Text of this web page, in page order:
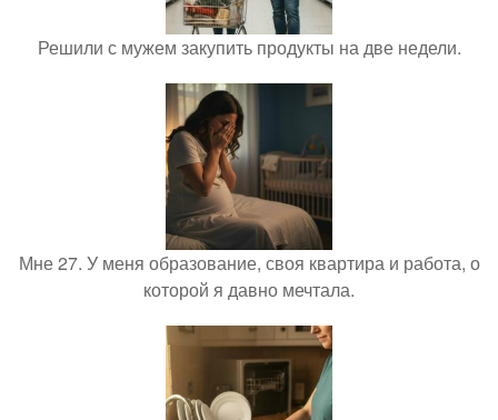
Решили с мужем закупить продукты на две недели.
Мне 27. У меня образование, своя квартира и работа, о
которой я давно мечтала.